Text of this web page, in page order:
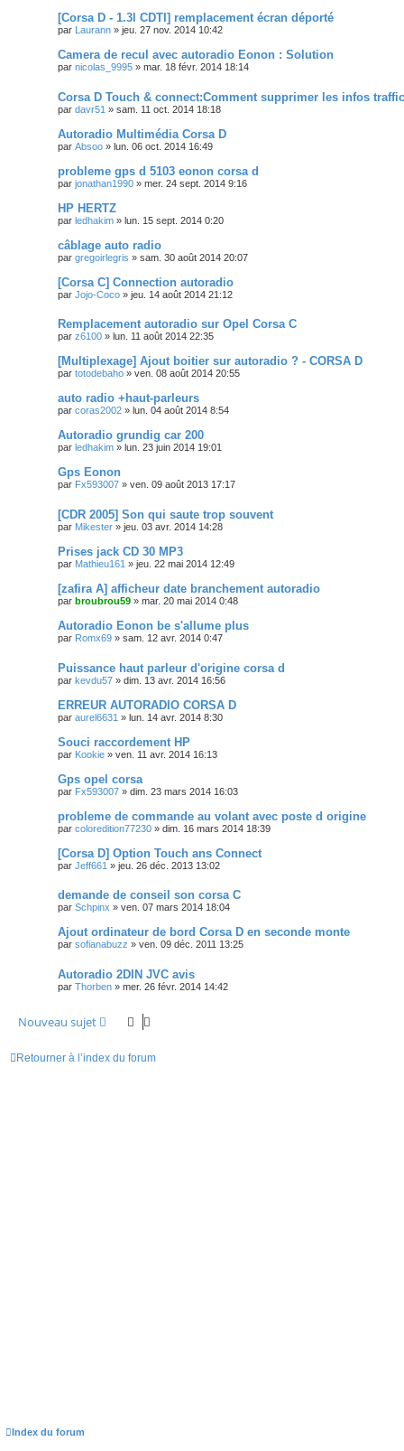
[Corsa D - 1.3l CDTI] remplacement écran déporté
par Laurann » jeu. 27 nov. 2014 10:42
Camera de recul avec autoradio Eonon : Solution
par nicolas_9995 » mar. 18 févr. 2014 18:14
Corsa D Touch & connect:Comment supprimer les infos
par davr51 » sam. 11 oct. 2014 18:18
Autoradio Multimédia Corsa D
par Absoo » lun. 06 oct. 2014 16:49
probleme gps d 5103 eonon corsa d
par jonathan1990 » mer. 24 sept. 2014 9:16
HP HERTZ
par ledhakim » lun. 15 sept. 2014 0:20
câblage auto radio
par gregoirlegris » sam. 30 août 2014 20:07
[Corsa C] Connection autoradio
par Jojo-Coco » jeu. 14 août 2014 21:12
Remplacement autoradio sur Opel Corsa C
par z6100 » lun. 11 août 2014 22:35
[Multiplexage] Ajout boitier sur autoradio ? - CORSA D
par totodebaho » ven. 08 août 2014 20:55
auto radio +haut-parleurs
par coras2002 » lun. 04 août 2014 8:54
Autoradio grundig car 200
par ledhakim » lun. 23 juin 2014 19:01
Gps Eonon
par Fx593007 » ven. 09 août 2013 17:17
[CDR 2005] Son qui saute trop souvent
par Mikester » jeu. 03 avr. 2014 14:28
Prises jack CD 30 MP3
par Mathieu161 » jeu. 22 mai 2014 12:49
[zafira A] afficheur date branchement autoradio
par broubrou59 » mar. 20 mai 2014 0:48
Autoradio Eonon be s'allume plus
par Romx69 » sam. 12 avr. 2014 0:47
Puissance haut parleur d'origine corsa d
par kevdu57 » dim. 13 avr. 2014 16:56
ERREUR AUTORADIO CORSA D
par aurel6631 » lun. 14 avr. 2014 8:30
Souci raccordement HP
par Kookie » ven. 11 avr. 2014 16:13
Gps opel corsa
par Fx593007 » dim. 23 mars 2014 16:03
probleme de commande au volant avec poste d origine
par coloredition77230 » dim. 16 mars 2014 18:39
[Corsa D] Option Touch ans Connect
par Jeff661 » jeu. 26 déc. 2013 13:02
demande de conseil son corsa C
par Schpinx » ven. 07 mars 2014 18:04
Ajout ordinateur de bord Corsa D en seconde monte
par sofianabuzz » ven. 09 déc. 2011 13:25
Autoradio 2DIN JVC avis
par Thorben » mer. 26 févr. 2014 14:42
Nouveau sujet
Retourner à l’index du forum
Index du forum